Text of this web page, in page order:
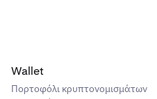
Wallet
Πορτοφόλι κρυπτονομισμάτων